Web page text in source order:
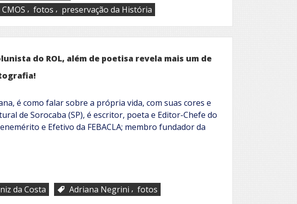
CMOS , fotos , preservação da História
do ROL, além de poetisa revela mais um de
é como falar sobre a própria vida, com suas cores e
de Sorocaba (SP), é escritor, poeta e Editor-Chefe do
e Efetivo da FEBACLA; membro fundador da
da Costa Adriana Negrini , fotos